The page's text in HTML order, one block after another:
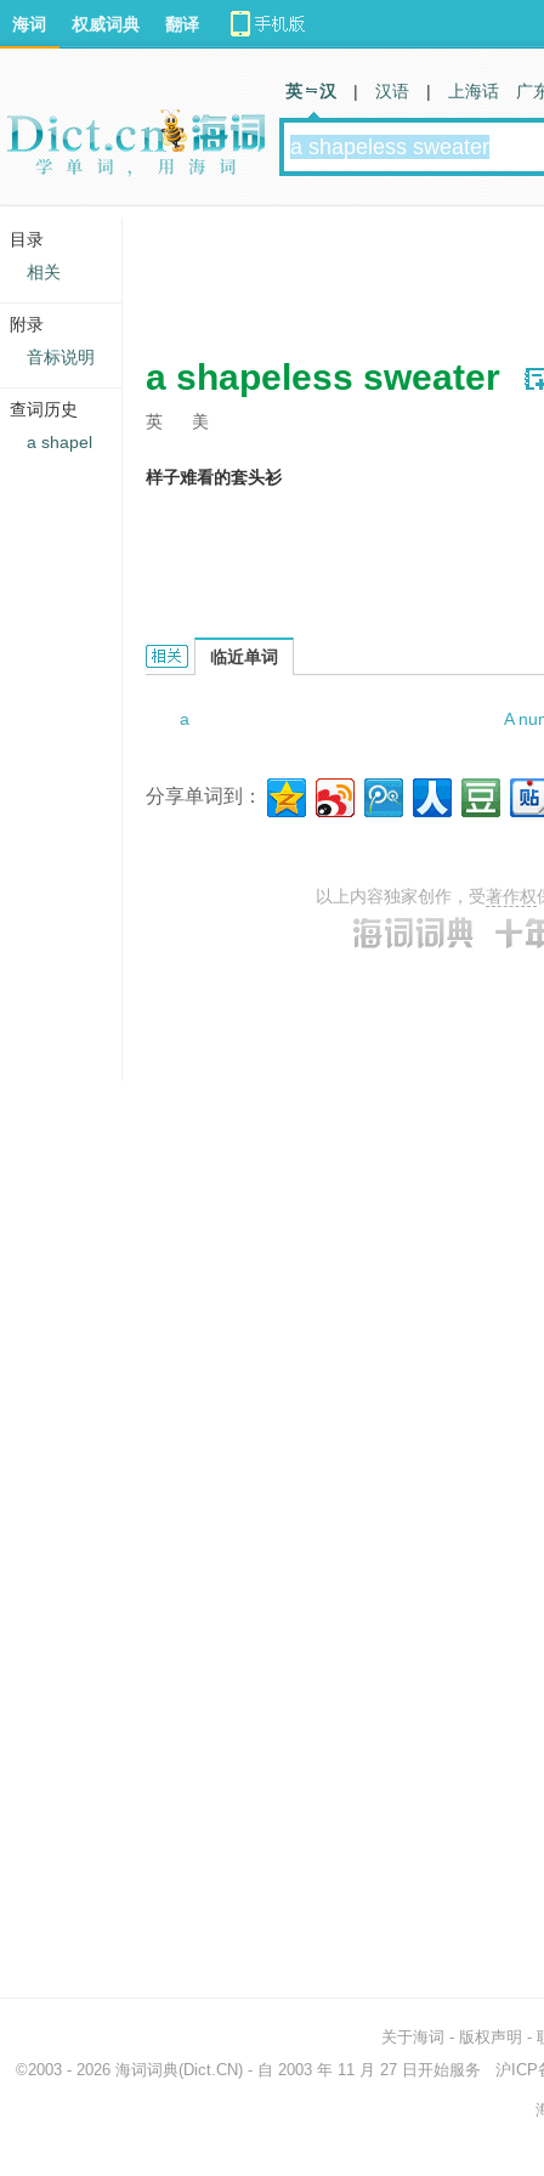
a shapeless sweater
英 美
样子难看的套头衫
a shapeless sweater的相关资料：
临近单词
a A
分享单词到：
以上内容独家创作，受著作权
海词 权威词典 翻译
英 汉 | 汉语 | 上海话 广
关于海词 - 版权声明 -
©2003 - 2026 海词词典(Dict.CN) - 自 2003 年 11 月 27 日开始服务 沪ICP
目录
相关
附录
音标说明
查词历史
a shapel